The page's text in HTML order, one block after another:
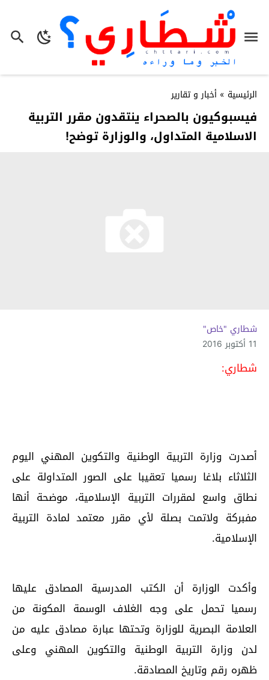
الرئيسية » أخبار و تقارير
فيسبوكيون بالصحراء ينتقدون مقرر التربية
الاسلامية المتداول، والوزارة توضح!
شطاري "خاص"
11 أكتوبر 2016
شطاري:
أصدرت وزارة التربية الوطنية والتكوين المهني اليوم
الثلاثاء بلاغا رسميا تعقيبا على الصور المتداولة على
نطاق واسع لمقررات التربية الإسلامية، موضحة أنها
مفبركة ولاتمت بصلة لأي مقرر معتمد لمادة التربية
الإسلامية.
وأكدت الوزارة أن الكتب المدرسية المصادق عليها
رسميا تحمل على وجه الغلاف الوسمة المكونة من
العلامة البصرية للوزارة وتحتها عبارة مصادق عليه من
لدن وزارة التربية الوطنية والتكوين المهني وعلى
ظهره رقم وتاريخ المصادقة.